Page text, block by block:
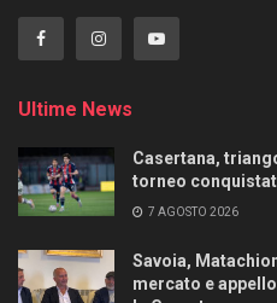
Ultime News
Casertana,
torneo
7 AGOSTO 2026
Savoia,
mercato e